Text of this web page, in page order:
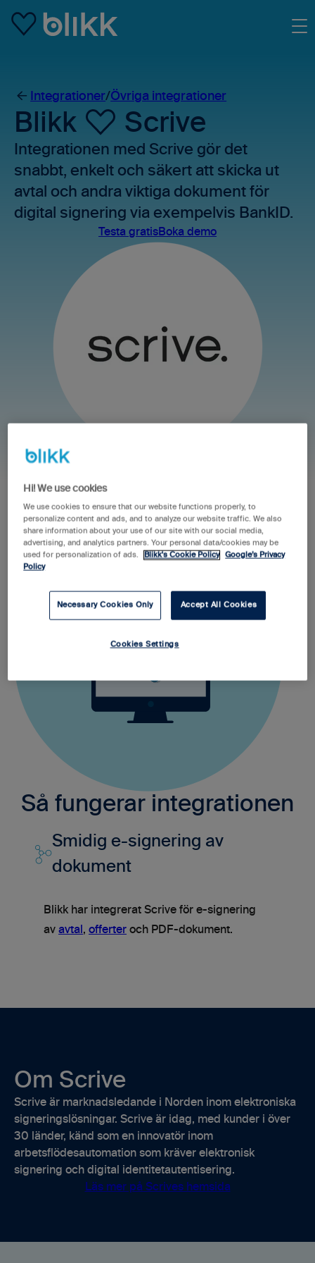
Integrationer/Övriga integrationer
Blikk Scrive
Integrationen med Scrive gör det
snabbt, enkelt och säkert att skicka ut
avtal och andra viktiga dokument för
digital signering via exempelvis BankID.
Testa gratisBoka demo
Så fungerar integrationen
Smidig e-signering av
dokument
Blikk har integrerat Scrive för e-signering
av avtal, offerter och PDF-dokument.
Om Scrive
Scrive är marknadsledande i Norden inom elektroniska
signeringslösningar. Scrive är idag, med kunder i över
30 länder, känd som en innovatör inom
arbetsflödesautomation som kräver elektronisk
signering och digital identitetautentisering.
Läs mer på Scrives hemsida
Hi! We use cookies
We use cookies to ensure that our website functions properly, to
personalize content and ads, and to analyze our website traffic. We also
share information about your use of our site with our social media,
advertising, and analytics partners. Your personal data/cookies may be
used for personalization of ads.
Blikk's Cookie Policy
Google’s Privacy
Policy
Necessary Cookies Only Accept All Cookies
Cookies Settings